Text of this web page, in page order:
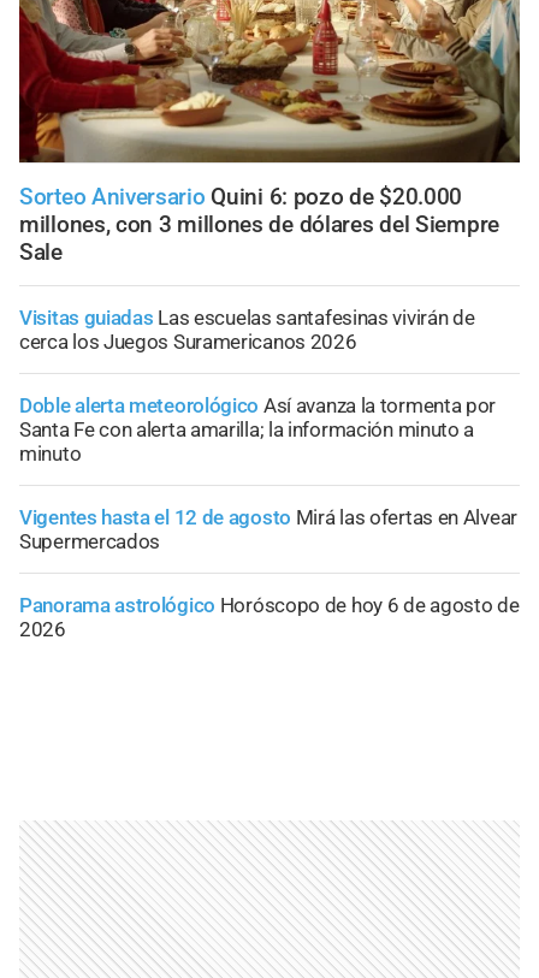
Sorteo Aniversario Quini 6: pozo de $20.000
millones, con 3 millones de dólares del Siempre
Sale
Visitas guiadas Las escuelas santafesinas vivirán de
cerca los Juegos Suramericanos 2026
Doble alerta meteorológico Así avanza la tormenta por
Santa Fe con alerta amarilla; la información minuto a
minuto
Vigentes hasta el 12 de agosto Mirá las ofertas en Alvear
Supermercados
Panorama astrológico Horóscopo de hoy 6 de agosto de
2026